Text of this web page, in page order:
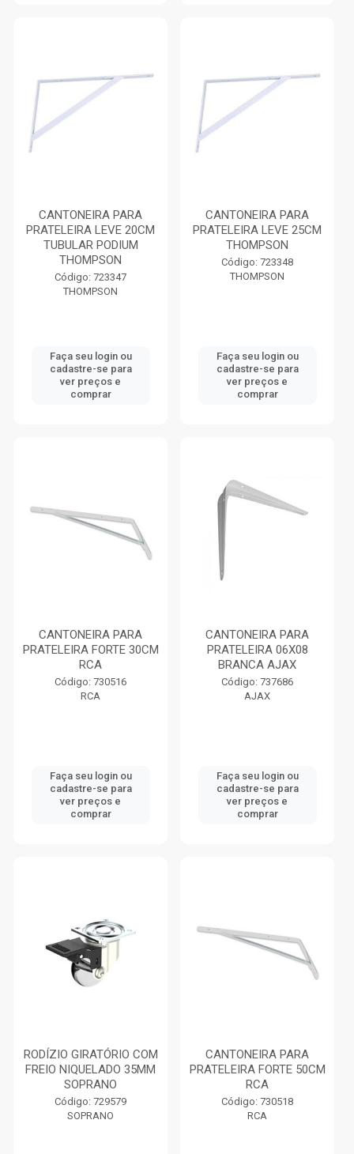
CANTONEIRA PARA
PRATELEIRA LEVE 20CM
TUBULAR PODIUM
THOMPSON
Código: 723347
THOMPSON
Faça seu login ou
cadastre-se para
ver preços e
comprar
CANTONEIRA PARA
PRATELEIRA LEVE 25CM
THOMPSON
Código: 723348
THOMPSON
Faça seu login ou
cadastre-se para
ver preços e
comprar
CANTONEIRA PARA
PRATELEIRA FORTE 30CM
RCA
Código: 730516
RCA
Faça seu login ou
cadastre-se para
ver preços e
comprar
CANTONEIRA PARA
PRATELEIRA 06X08
BRANCA AJAX
Código: 737686
AJAX
Faça seu login ou
cadastre-se para
ver preços e
comprar
RODÍZIO GIRATÓRIO COM
FREIO NIQUELADO 35MM
SOPRANO
Código: 729579
SOPRANO
CANTONEIRA PARA
PRATELEIRA FORTE 50CM
RCA
Código: 730518
RCA